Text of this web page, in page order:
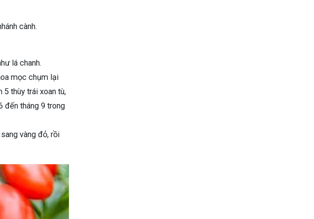
cành.
lá chanh.
mọc chụm lại
5 thùy trái xoan tù,
đến tháng 9 trong
vàng đỏ, rồi